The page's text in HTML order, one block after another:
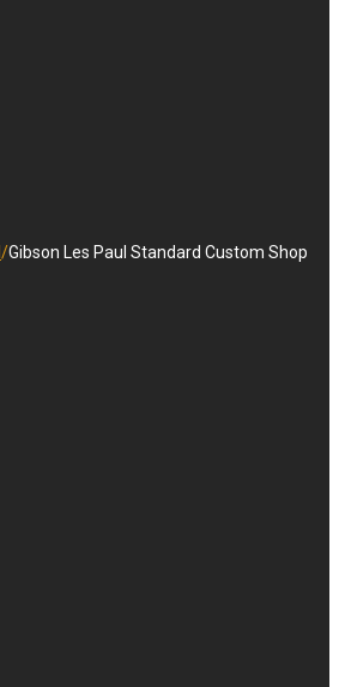
/Gibson Les Paul Standard Custom Shop